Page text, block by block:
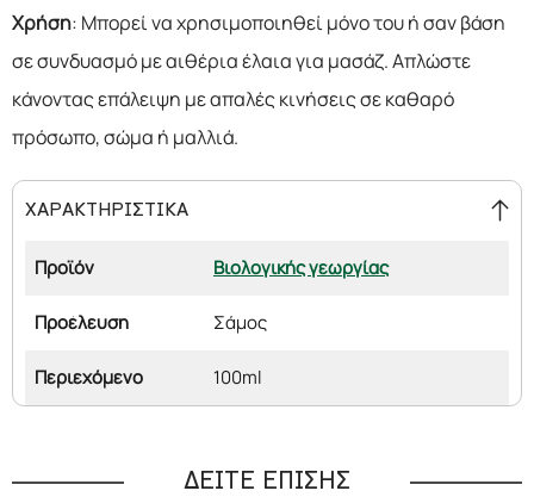
Χρήση: Μπορεί να χρησιμοποιηθεί μόνο του ή σαν βάση
σε συνδυασμό με αιθέρια έλαια για μασάζ. Απλώστε
κάνοντας επάλειψη με απαλές κινήσεις σε καθαρό
πρόσωπο, σώμα ή μαλλιά.
ΧΑΡΑΚΤΗΡΙΣΤΙΚΑ
Προϊόν Βιολογικής γεωργίας
Προέλευση Σάμος
Περιεχόμενο 100ml
ΔΕΙΤΕ ΕΠΙΣΗΣ